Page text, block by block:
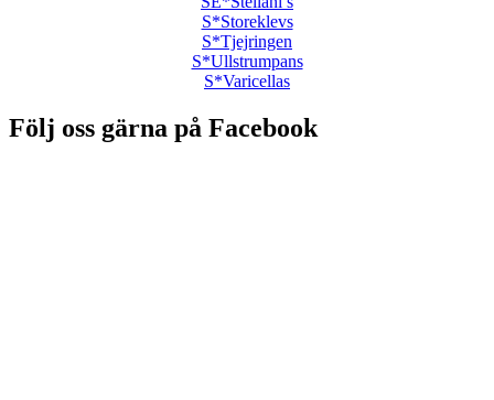
S*Storeklevs
S*Tjejringen
S*Ullstrumpans
S*Varicellas
Följ oss gärna på Facebook